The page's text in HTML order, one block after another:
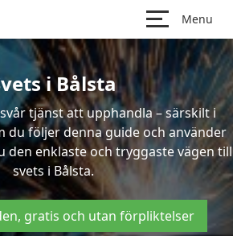
Menu
i Bålsta
tjänst att upphandla – särskilt i
du följer denna guide och använder
enklaste och tryggaste vägen till
svets i Bålsta.
gratis och utan förpliktelser